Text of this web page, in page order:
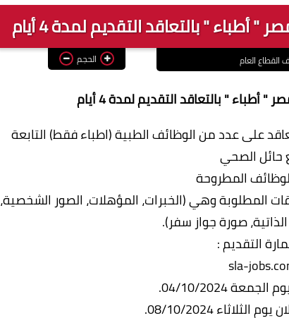
" بالتعاقد التقديم لمدة 4 أيام
القطاع العام الحجم
" بالتعاقد التقديم لمدة 4 أيام
على عدد من الوظائف الطبية (اطباء فقط) التابعة
حائل الصحي
المطروحة
المطلوبة وهي (الخبرات، المؤهلات، الصور الشخصية،
صورة جواز سفر).
التقديم :
sla-
04/10/2024.
08/10/2024.